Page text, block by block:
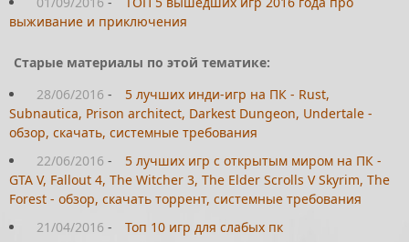
выживание и приключения
Старые материалы по этой тематике:
28/06/2016 -
5 лучших инди-игр на ПК - Rust,
Subnautica, Prison architect, Darkest Dungeon, Undertale -
обзор, скачать, системные требования
22/06/2016 -
5 лучших игр с открытым миром на ПК -
GTA V, Fallout 4, The Witcher 3, The Elder Scrolls V Skyrim, The
Forest - обзор, скачать торрент, системные требования
21/04/2016 -
Топ 10 игр для слабых пк